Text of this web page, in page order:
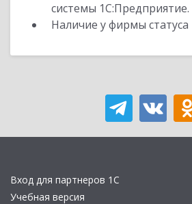
системы 1С:Предприятие.
Наличие у фирмы статуса
Вход для партнеров 1С
Учебная версия